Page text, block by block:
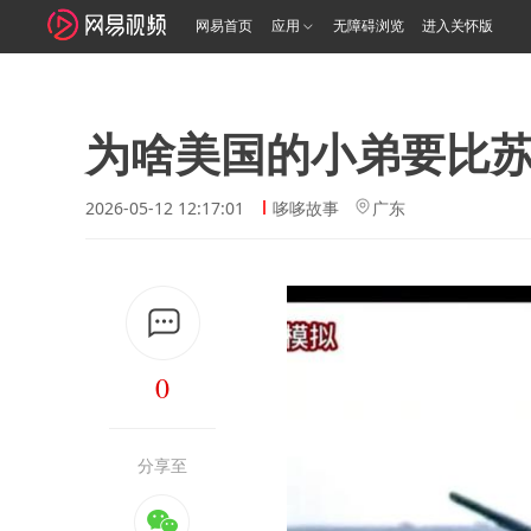
网易首页 应用 无障碍浏览 进入关怀版
为啥美国的小弟要比
2026-05-12 12:17:01 哆哆故事 广东
0
分享至